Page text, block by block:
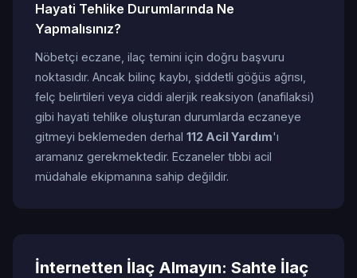
Hayati Tehlike Durumlarında Ne
Yapmalısınız?
Nöbetçi eczane, ilaç temini için doğru başvuru
noktasıdır. Ancak bilinç kaybı, şiddetli göğüs ağrısı,
felç belirtileri veya ciddi alerjik reaksiyon (anafilaksi)
gibi hayati tehlike oluşturan durumlarda eczaneye
gitmeyi beklemeden derhal 112 Acil Yardım'ı
aramanız gerekmektedir. Eczaneler tıbbi acil
müdahale ekipmanına sahip değildir.
İnternetten İlaç Almayın: Sahte İlaç